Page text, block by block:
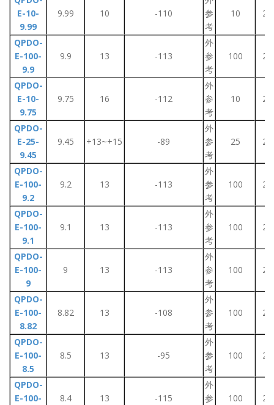
E-10-
9.99
9.99 10 -110
参
考
10
QPDO-
E-100-
9.9
9.9 13 -113
外
参
考
100
QPDO-
E-10-
9.75
9.75 16 -112
外
参
考
10
QPDO-
E-25-
9.45
9.45 +13~+15 -89
外
参
考
25
QPDO-
E-100-
9.2
9.2 13 -113
外
参
考
100
QPDO-
E-100-
9.1
9.1 13 -113
外
参
考
100
QPDO-
E-100-
9
9 13 -113
外
参
考
100
QPDO-
E-100-
8.82
8.82 13 -108
外
参
考
100
QPDO-
E-100-
8.5
8.5 13 -95
外
参
考
100
QPDO-
E-100-
8.4 13 -115
外
参
100